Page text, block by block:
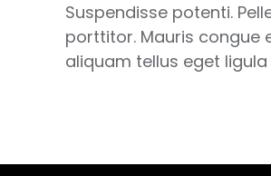
Suspendisse potenti.
porttitor. Mauris congue
aliquam tellus eget